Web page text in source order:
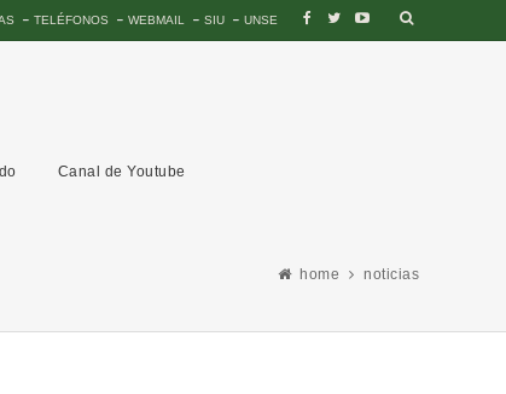
TELÉFONOS WEBMAIL SIU UNSE
Canal de Youtube
home noticias